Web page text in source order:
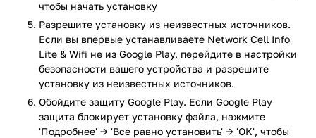
подключены. Работает с двумя SIM-картами одновременно.
Можно даже посмотреть, на какой частоте работает ваша
сеть — полезно для продвинутых пользователей.
«Network Cell Info Lite & Wifi» пригодится тем у кого
постоянно пропадает связь дома, любителям загородных
поездок, гикам, которые любят копаться в технических
данных и всем тем, кто устал от одной «палочки» в самый
нужный момент.
чтобы начать установку
Разрешите установку из неизвестных источников.
Если вы впервые устанавливаете Network Cell Info
Lite & Wifi не из Google Play, перейдите в настройки
безопасности вашего устройства и разрешите
установку из неизвестных источников.
Обойдите защиту Google Play. Если Google Play
защита блокирует установку файла, нажмите
'Подробнее' → 'Все равно установить' → 'OK', чтобы